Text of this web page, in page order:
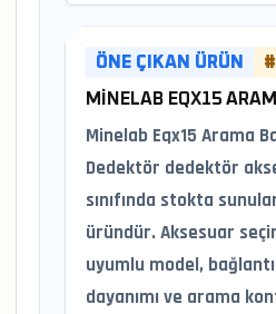
ÖNE ÇIKAN ÜRÜN
MINELAB EQX15
Minelab Eqx15 Arama
Dedektör dedektör
sınıfında stokta
üründür. Aksesuar
uyumlu model,
dayanımı ve arama